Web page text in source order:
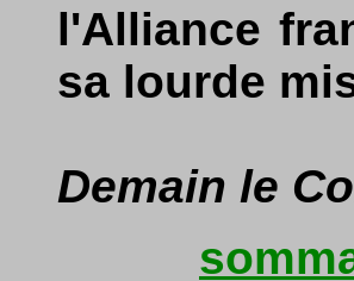
l'Alliance
sa lourde
Demain le